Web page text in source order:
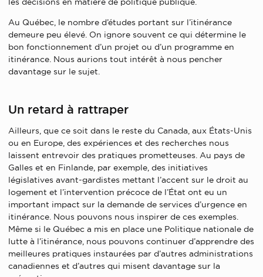
Au Québec, le nombre d’études portant sur l’itinérance
demeure peu élevé. On ignore souvent ce qui détermine le
bon fonctionnement d’un projet ou d’un programme en
itinérance. Nous aurions tout intérêt à nous pencher
davantage sur le sujet.
Un retard à rattraper
Ailleurs, que ce soit dans le reste du Canada, aux États-Unis
ou en Europe, des expériences et des recherches nous
laissent entrevoir des pratiques prometteuses. Au pays de
Galles et en Finlande, par exemple, des initiatives
législatives avant-gardistes mettant l’accent sur le droit au
logement et l’intervention précoce de l’État ont eu un
important impact sur la demande de services d’urgence en
itinérance. Nous pouvons nous inspirer de ces exemples.
Même si le Québec a mis en place une Politique nationale de
lutte à l’itinérance, nous pouvons continuer d’apprendre des
meilleures pratiques instaurées par d’autres administrations
canadiennes et d’autres qui misent davantage sur la